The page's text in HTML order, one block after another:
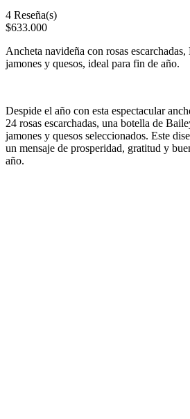
4 Reseña(s)
$633.000
Ancheta navideña con rosas
jamones y quesos, ideal para fin de año.
Despide el año con esta espectacular
24 rosas escarchadas, una botella de
jamones y quesos seleccionados. Este
un mensaje de prosperidad, gratitud y
año.